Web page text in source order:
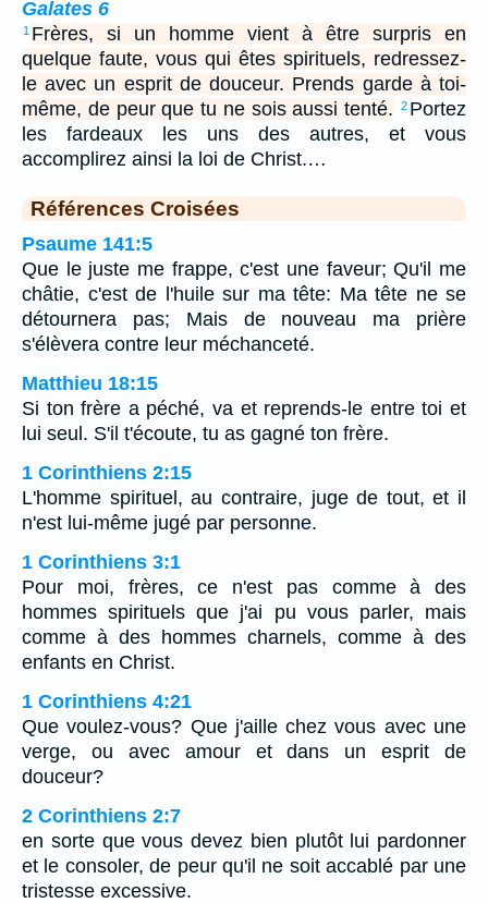
Galates 6
1 Frères, si un homme vient à être surpris en
quelque faute, vous qui êtes spirituels, redressez-
le avec un esprit de douceur. Prends garde à toi-
même, de peur que tu ne sois aussi tenté.
2 Portez
les fardeaux les uns des autres, et vous
accomplirez ainsi la loi de Christ.…
Références Croisées
Psaume 141:5
Que le juste me frappe, c'est une faveur; Qu'il me
châtie, c'est de l'huile sur ma tête: Ma tête ne se
détournera pas; Mais de nouveau ma prière
s'élèvera contre leur méchanceté.
Matthieu 18:15
Si ton frère a péché, va et reprends-le entre toi et
lui seul. S'il t'écoute, tu as gagné ton frère.
1 Corinthiens 2:15
L'homme spirituel, au contraire, juge de tout, et il
n'est lui-même jugé par personne.
1 Corinthiens 3:1
Pour moi, frères, ce n'est pas comme à des
hommes spirituels que j'ai pu vous parler, mais
comme à des hommes charnels, comme à des
enfants en Christ.
1 Corinthiens 4:21
Que voulez-vous? Que j'aille chez vous avec une
verge, ou avec amour et dans un esprit de
douceur?
2 Corinthiens 2:7
en sorte que vous devez bien plutôt lui pardonner
et le consoler, de peur qu'il ne soit accablé par une
tristesse excessive.